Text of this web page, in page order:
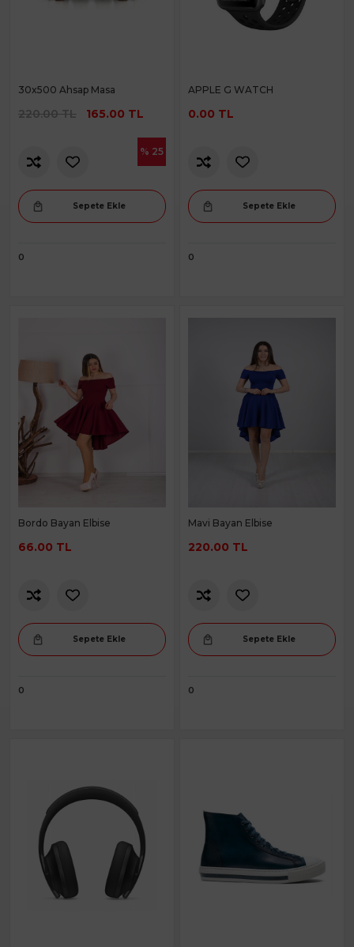
30x500 Ahsap Masa
220.00 TL165.00 TL
% 25
Sepete Ekle
0
APPLE G WATCH
0.00 TL
Sepete Ekle
0
Bordo Bayan Elbise
66.00 TL
Sepete Ekle
0
Mavi Bayan Elbise
220.00 TL
Sepete Ekle
0